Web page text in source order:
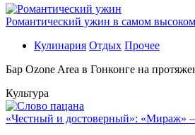
Романтический ужин в самом высоком
Кулинария Отдых Прочее
Бaр Ozone Area в Гонконге на
Культура
«Честный и достоверный»: «Мираж»